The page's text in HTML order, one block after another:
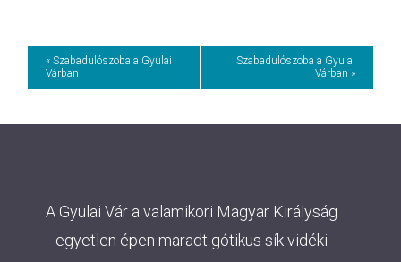
Event
Navigation
« Szabadulószoba a Gyulai
Várban
Szabadulószoba a Gyulai
Várban »
A Gyulai Vár a valamikori Magyar Királyság
egyetlen épen maradt gótikus sík vidéki